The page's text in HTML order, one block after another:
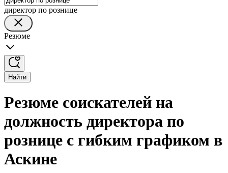
директор по рознице
Резюме
Найти
Резюме соискателей на
должность директора по
рознице с гибким графиком в
Аскине